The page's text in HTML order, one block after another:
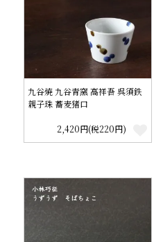
九谷焼 九谷青窯 高祥吾 呉須鉄
親子珠 蕎麦猪口
2,420円(税220円)